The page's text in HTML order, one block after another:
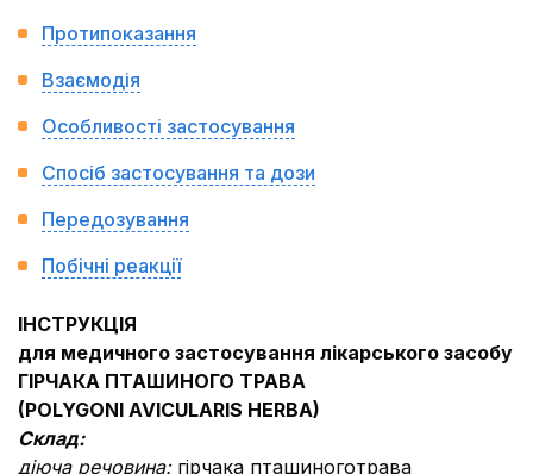
Протипоказання
Взаємодія
Особливості застосування
Спосіб застосування та дози
Передозування
Побічні реакції
ІНСТРУКЦІЯ
для медичного застосування лікарського засобу
ГІРЧАКА ПТАШИНОГО ТРАВА
(POLYGONI AVICULARIS HERBA)
Склад:
діюча речовина: гірчака пташиноготрава